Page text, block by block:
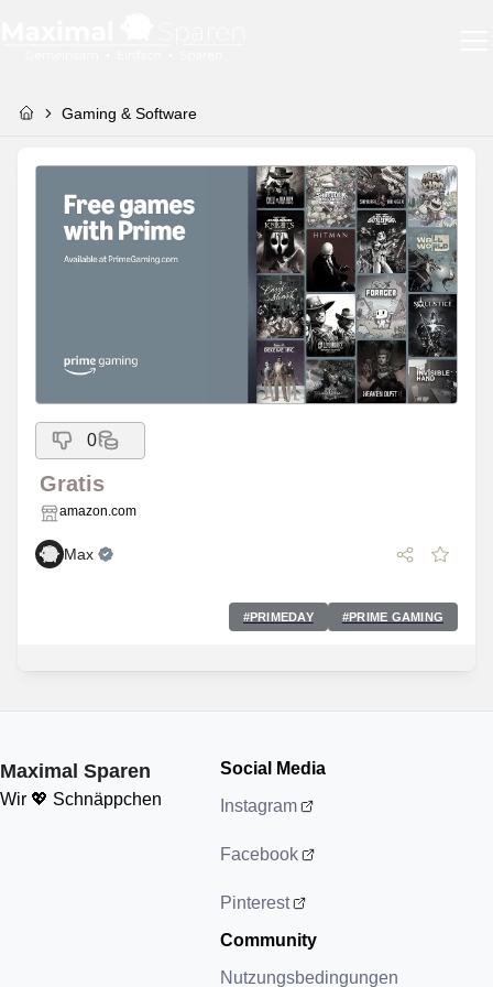
Gaming & Software
0
Gratis
amazon.com
Max
#PRIMEDAY #PRIME GAMING
Maximal Sparen
Wir 💖 Schnäppchen
Social Media
Instagram
Facebook
Pinterest
Community
Nutzungsbedingungen